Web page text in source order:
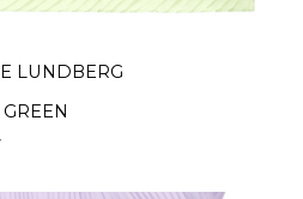
LUNDBERG